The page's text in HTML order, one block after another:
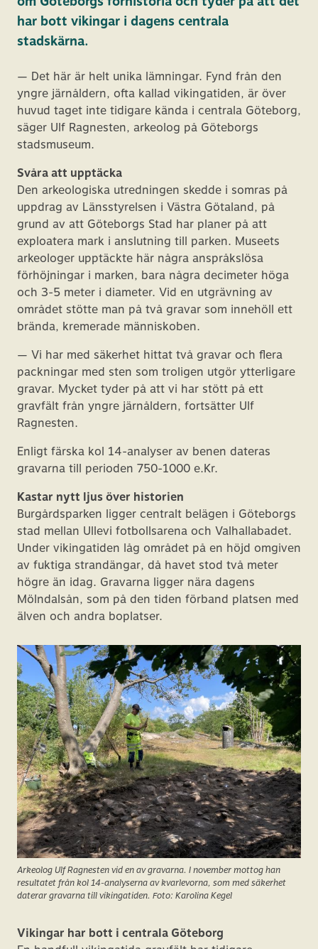
har bott vikingar i dagens centrala
stadskärna.
— Det här är helt unika lämningar. Fynd från den
yngre järnåldern, ofta kallad vikingatiden, är över
huvud taget inte tidigare kända i centrala Göteborg,
säger Ulf Ragnesten, arkeolog på Göteborgs
stadsmuseum.
Svåra att upptäcka
Den arkeologiska utredningen skedde i somras på
uppdrag av Länsstyrelsen i Västra Götaland, på
grund av att Göteborgs Stad har planer på att
exploatera mark i anslutning till parken. Museets
arkeologer upptäckte här några anspråkslösa
förhöjningar i marken, bara några decimeter höga
och 3-5 meter i diameter. Vid en utgrävning av
området stötte man på två gravar som innehöll ett
brända, kremerade människoben.
— Vi har med säkerhet hittat två gravar och flera
packningar med sten som troligen utgör ytterligare
gravar. Mycket tyder på att vi har stött på ett
gravfält från yngre järnåldern, fortsätter Ulf
Ragnesten.
Enligt färska kol 14-analyser av benen dateras
gravarna till perioden 750-1000 e.Kr.
Kastar nytt ljus över historien
Burgårdsparken ligger centralt belägen i Göteborgs
stad mellan Ullevi fotbollsarena och Valhallabadet.
Under vikingatiden låg området på en höjd omgiven
av fuktiga strandängar, då havet stod två meter
högre än idag. Gravarna ligger nära dagens
Mölndalsån, som på den tiden förband platsen med
älven och andra boplatser.
Arkeolog Ulf Ragnesten vid en av gravarna. I november mottog han
resultatet från kol 14-analyserna av kvarlevorna, som med säkerhet
daterar gravarna till vikingatiden. Foto: Karolina Kegel
Vikingar har bott i centrala Göteborg